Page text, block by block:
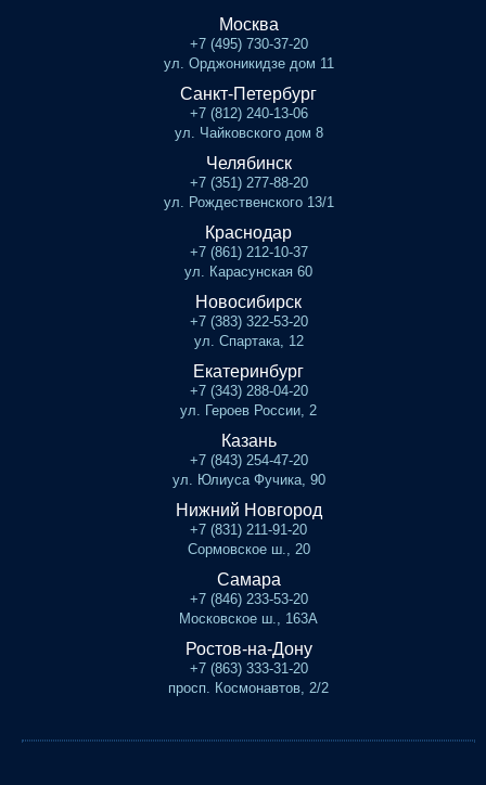
Москва
+7 (495) 730-37-20
ул. Орджоникидзе дом 11
Санкт-Петербург
+7 (812) 240-13-06
ул. Чайковского дом 8
Челябинск
+7 (351) 277-88-20
ул. Рождественского 13/1
Краснодар
+7 (861) 212-10-37
ул. Карасунская 60
Новосибирск
+7 (383) 322-53-20
ул. Спартака, 12
Екатеринбург
+7 (343) 288-04-20
ул. Героев России, 2
Казань
+7 (843) 254-47-20
ул. Юлиуса Фучика, 90
Нижний Новгород
+7 (831) 211-91-20
Сормовское ш., 20
Самара
+7 (846) 233-53-20
Московское ш., 163А
Ростов-на-Дону
+7 (863) 333-31-20
просп. Космонавтов, 2/2